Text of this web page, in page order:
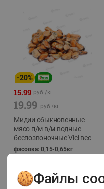
-20%
15.99 руб./кг
19.99 руб./кг
Мидии обыкновенные
мясо п/м в/м водные
беспозвоночные Vici вес
фасовка: 0,15-0,65кг
Файлы